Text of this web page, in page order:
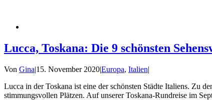
Lucca, Toskana: Die 9 schönsten
Von Gina|15. November 2020|Europa, Italien|
Lucca in der Toskana ist eine der schönsten Städte Italiens. Zu
stimmungsvollen Plätzen. Auf unserer Toskana-Rundreise im